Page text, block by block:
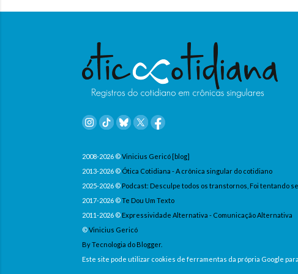
2008-2026 ©Vinicius Gericó [blog]
2013-2026 © Ótica Cotidiana - A crônica singular do cotidiano
2025-2026 © Podcast: Desculpe todos os transtornos, Foi tentando
2017-2026 ©Te Dou Um Texto
2011-2026 © Expressividade Alternativa - Comunicação Alternativa
©Vinicius Gericó
By Tecnologia do Blogger.
Este site pode utilizar cookies de ferramentas da própria Google